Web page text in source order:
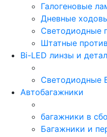
Галогеновые
Дневные
Светодиодные
Штатные
Bi-LED линзы и
Светодиодные
Автобагажники
багажники в
Багажники и